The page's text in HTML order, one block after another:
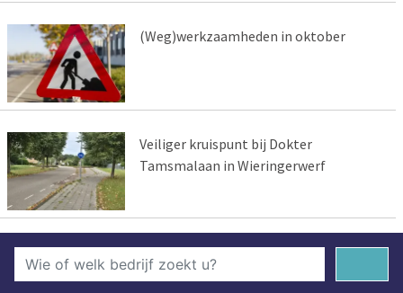
(Weg)werkzaamheden in oktober
Veiliger kruispunt bij Dokter
Tamsmalaan in Wieringerwerf